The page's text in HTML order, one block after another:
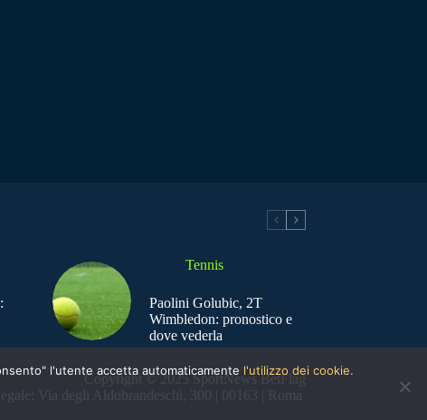
Tennis
Paolini Golubic, 2T
Wimbledon: pronostico e
dove vederla
Copyright © 2025 SportNews BetFlag
Via degli Aldobrandeschi, 300 | 00163 | Roma
l'utente accetta automaticamente l'utilizzo dei cookie.